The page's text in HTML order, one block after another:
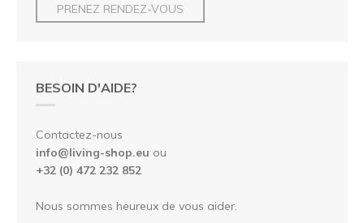
PRENEZ RENDEZ-VOUS
BESOIN D'AIDE?
Contactez-nous
info@living-shop.eu ou
+32 (0) 472 232 852
Nous sommes heureux de vous aider.